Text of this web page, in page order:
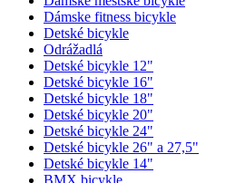
Dámske fitness bicykle
Detské bicykle
Odrážadlá
Detské bicykle 12"
Detské bicykle 16"
Detské bicykle 18"
Detské bicykle 20"
Detské bicykle 24"
Detské bicykle 26" a 27,5"
Detské bicykle 14"
BMX bicykle